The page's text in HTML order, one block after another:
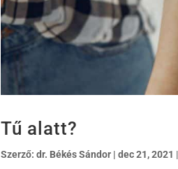
Tű alatt?
Szerző:dr. Békés Sándor |dec 21, 2021 |